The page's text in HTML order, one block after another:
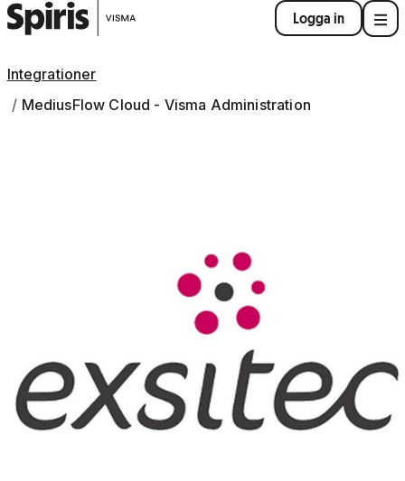
Logga in
Integrationer
MediusFlow Cloud - Visma Administration